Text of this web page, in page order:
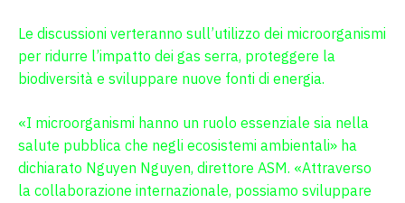
Le discussioni verteranno sull’utilizzo dei microorganismi
per ridurre l’impatto dei gas serra, proteggere la
biodiversità e sviluppare nuove fonti di energia.
«I microorganismi hanno un ruolo essenziale sia nella
salute pubblica che negli ecosistemi ambientali» ha
dichiarato Nguyen Nguyen, direttore ASM. «Attraverso
la collaborazione internazionale, possiamo sviluppare